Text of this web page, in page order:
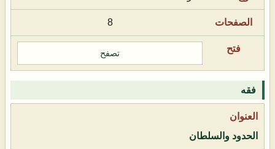
8
تصفح
فقه
الحدود والسلطان